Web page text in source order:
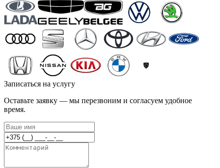
Записаться на услугу
Оставьте заявку — мы перезвоним и согласуем удобное
время.